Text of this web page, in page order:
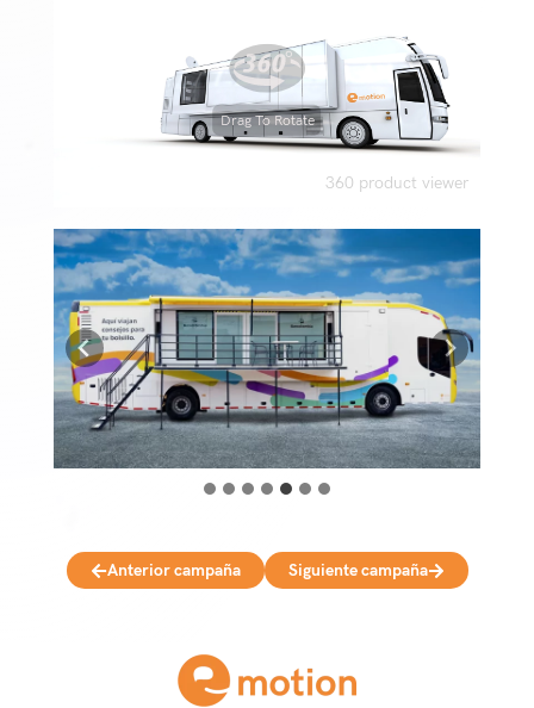
360 product viewer
Drag To Rotate
Anterior campaña Siguiente campaña